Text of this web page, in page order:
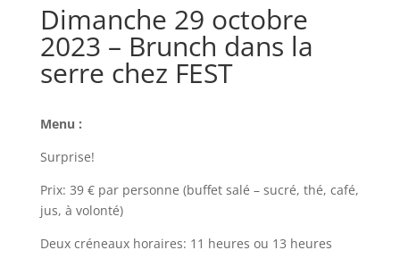
Dimanche 29 octobre
2023 – Brunch dans la
serre chez FEST
Menu :
Surprise!
Prix: 39 € par personne (buffet salé – sucré, thé, café,
jus, à volonté)
Deux créneaux horaires: 11 heures ou 13 heures